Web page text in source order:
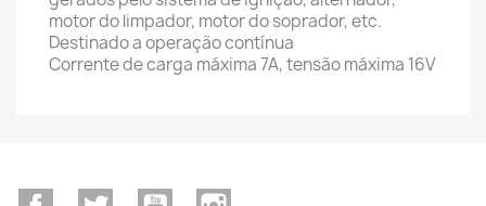
motor do limpador, motor do soprador, etc.
Destinado a operação contínua
Corrente de carga máxima 7A, tensão máxima 16V
FacebookTwitter YouTube